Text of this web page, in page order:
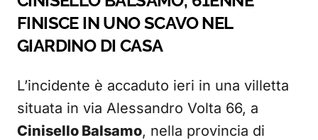
FINISCE IN UNO SCAVO NEL
GIARDINO DI CASA
L’incidente è accaduto ieri in una villetta
situata in via Alessandro Volta 66, a
Cinisello Balsamo, nella provincia di